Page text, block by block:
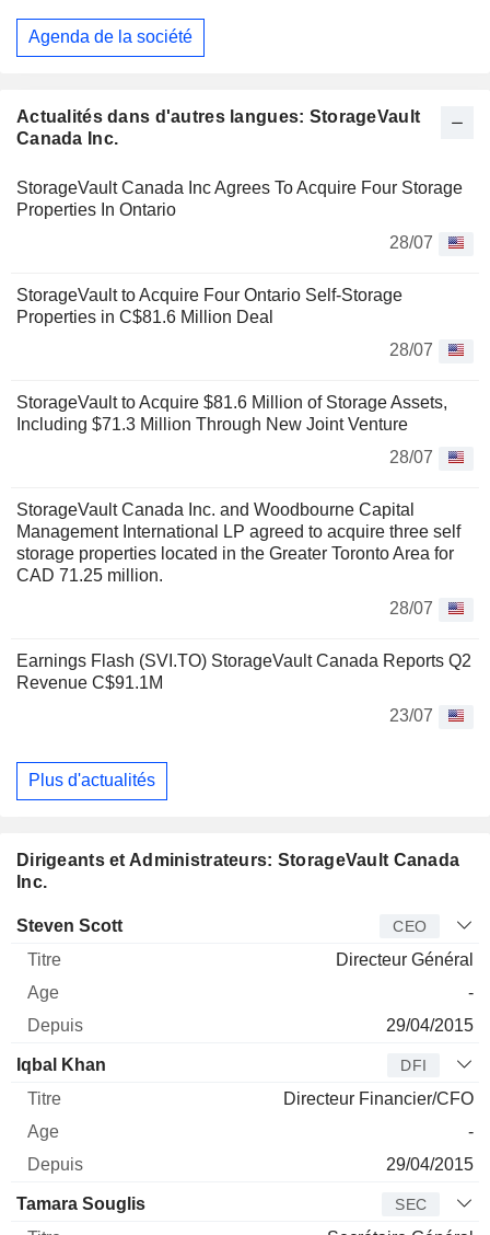
Actualités dans d'autres langues: StorageVault
Canada Inc.
StorageVault Canada Inc Agrees To Acquire Four Storage
Properties In Ontario
28/07
StorageVault to Acquire Four Ontario Self-Storage
Properties in C$81.6 Million Deal
28/07
StorageVault to Acquire $81.6 Million of Storage Assets,
Including $71.3 Million Through New Joint Venture
28/07
StorageVault Canada Inc. and Woodbourne Capital
Management International LP agreed to acquire three self
storage properties located in the Greater Toronto Area for
CAD 71.25 million.
28/07
Earnings Flash (SVI.TO) StorageVault Canada Reports Q2
Revenue C$91.1M
23/07
Plus d'actualités
Dirigeants et Administrateurs: StorageVault Canada
Inc.
Dirigeant Titre
Steven Scott CEO
Directeur Général
-
29/04/2015
Iqbal Khan DFI
Directeur Financier/CFO
-
29/04/2015
Tamara Souglis SEC
Agenda de la société